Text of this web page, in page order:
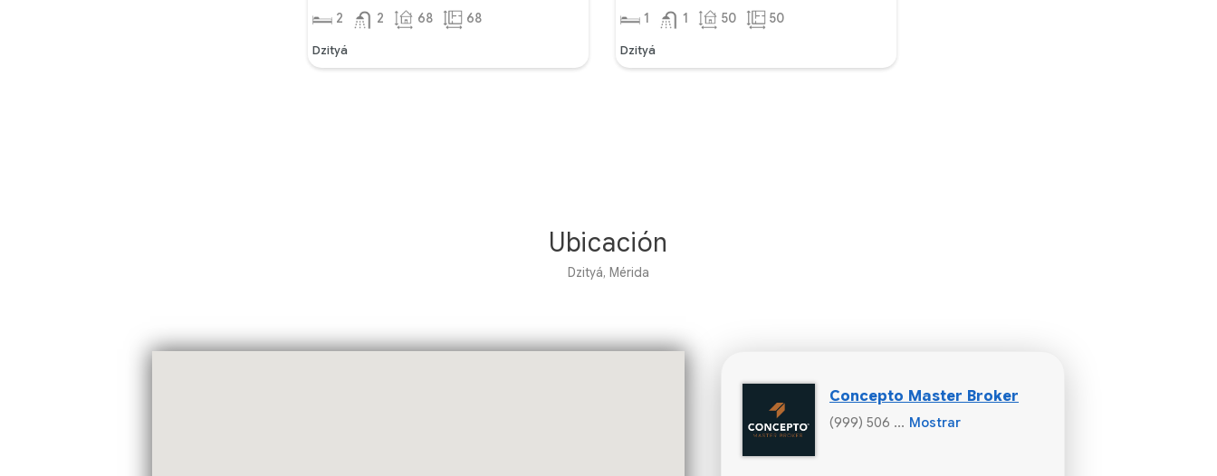
2 2 68 68
Dzityá
1 1 50 50
Dzityá
Ubicación
Dzityá, Mérida
Concepto Master Broker
(999) 506 ... Mostrar